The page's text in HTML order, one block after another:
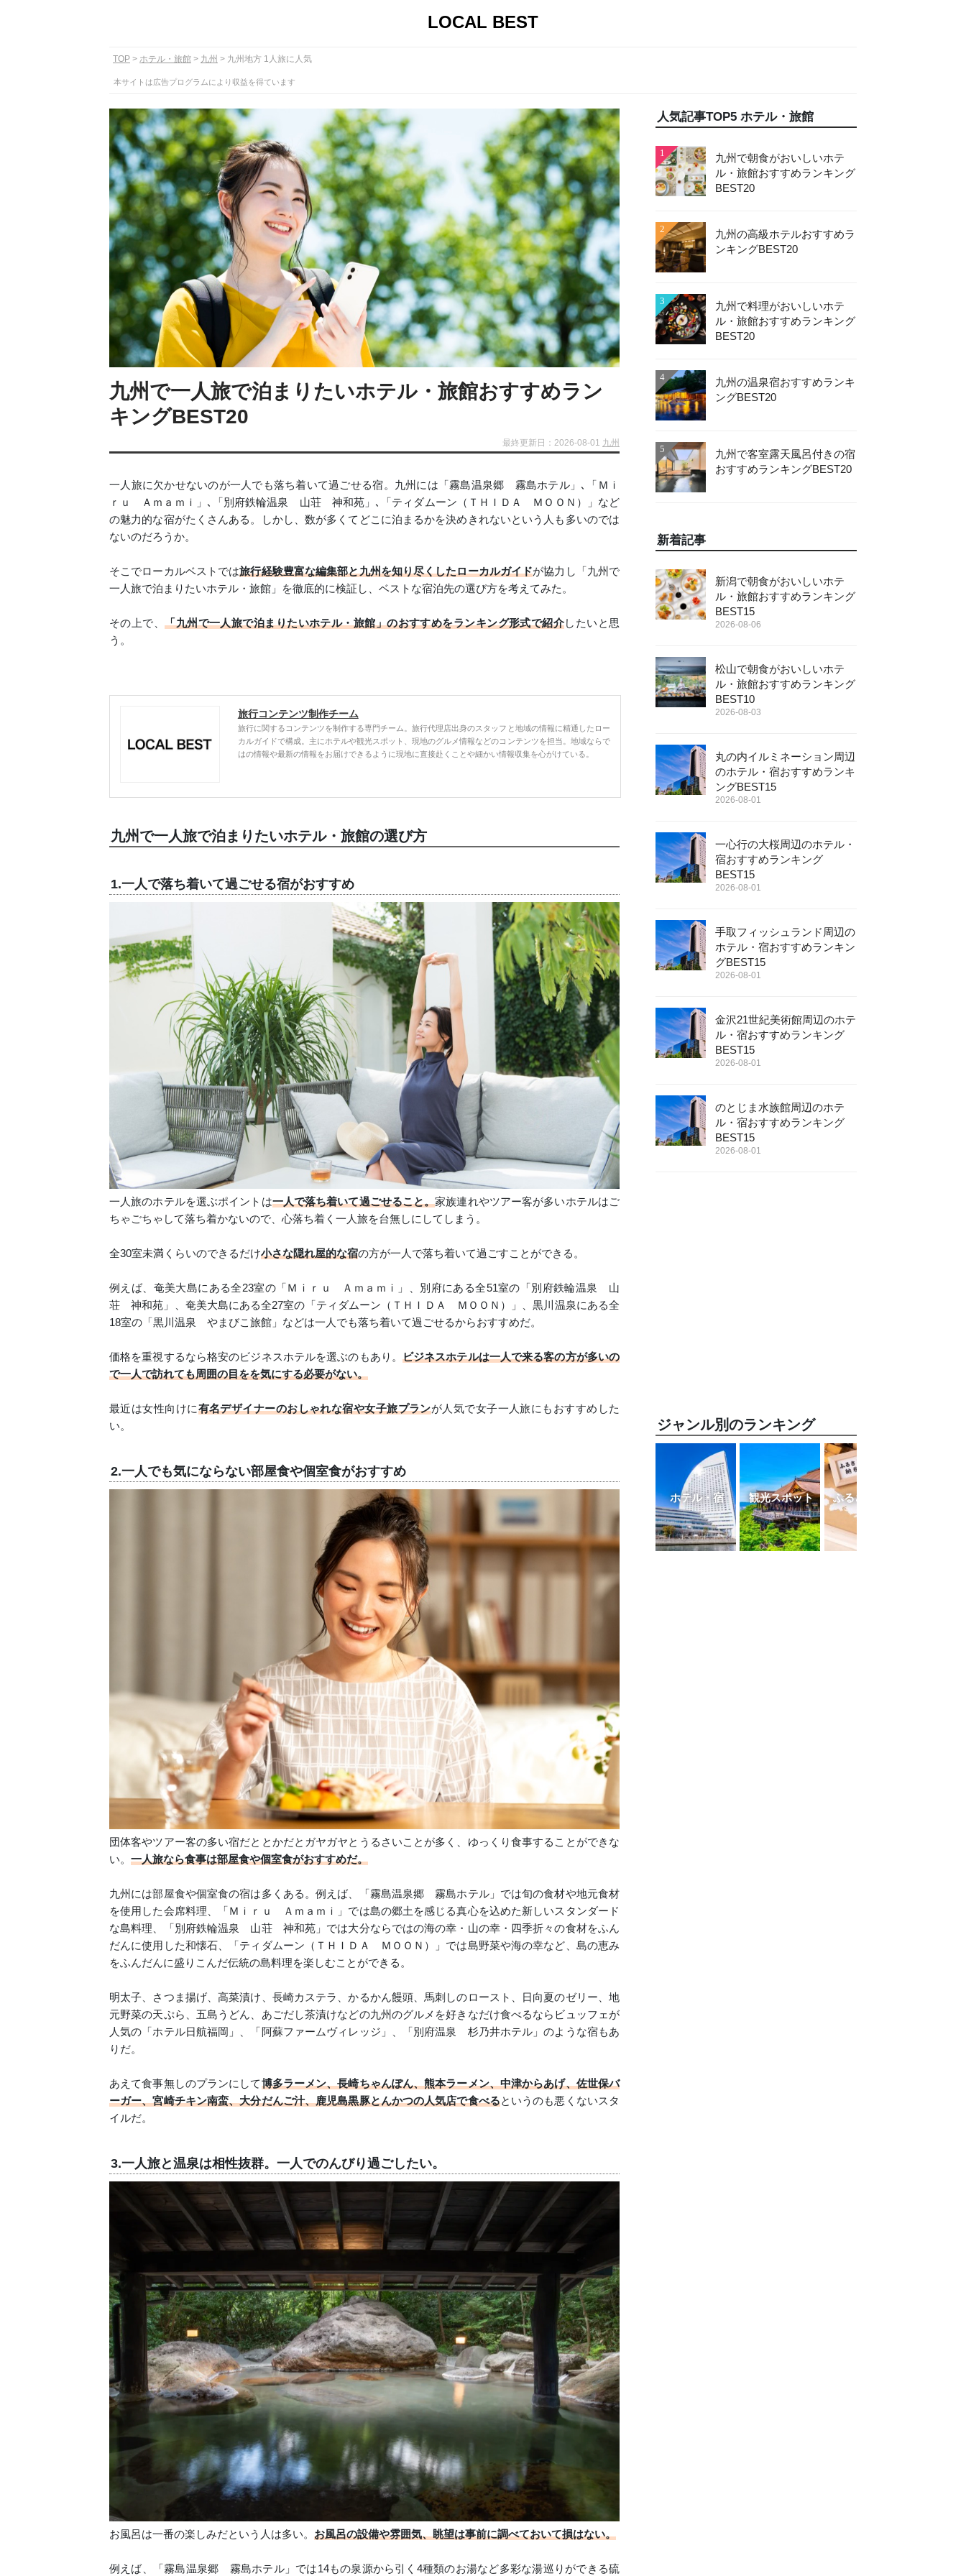
LOCAL BEST
TOP ホテル・旅館 九州 九州地方 1人旅に人気
本サイトは広告プログラムにより収益を得ています
九州で一人旅で泊まりたいホテル・旅館おすすめラン
キングBEST20
最終更新日：2026-08-01 九州
一人旅に欠かせないのが一人でも落ち着いて過ごせる宿。九州には「霧島温泉郷 霧島ホテル」､「Ｍｉ
ｒｕ Ａｍａｍｉ」､「別府鉄輪温泉 山荘 神和苑」､「ティダムーン（ＴＨＩＤＡ ＭＯＯＮ）」など
の魅力的な宿がたくさんある。しかし、数が多くてどこに泊まるかを決めきれないという人も多いのでは
ないのだろうか。
そこでローカルベストでは旅行経験豊富な編集部と九州を知り尽くしたローカルガイドが協力し「九州で
一人旅で泊まりたいホテル・旅館」を徹底的に検証し、ベストな宿泊先の選び方を考えてみた。
その上で、「九州で一人旅で泊まりたいホテル・旅館」のおすすめをランキング形式で紹介したいと思
う。
旅行コンテンツ制作チーム
旅行に関するコンテンツを制作する専門チーム。旅行代理店出身のスタッフと地域の情報に精通したロー
カルガイドで構成。主にホテルや観光スポット、現地のグルメ情報などのコンテンツを担当。地域ならで
はの情報や最新の情報をお届けできるように現地に直接赴くことや細かい情報収集を心がけている。
九州で一人旅で泊まりたいホテル・旅館の選び方
1.一人で落ち着いて過ごせる宿がおすすめ
一人旅のホテルを選ぶポイントは一人で落ち着いて過ごせること。家族連れやツアー客が多いホテルはご
ちゃごちゃして落ち着かないので、心落ち着く一人旅を台無しにしてしまう。
全30室未満くらいのできるだけ小さな隠れ屋的な宿の方が一人で落ち着いて過ごすことができる。
例えば、奄美大島にある全23室の「Ｍｉｒｕ Ａｍａｍｉ」、別府にある全51室の「別府鉄輪温泉 山
荘 神和苑」、奄美大島にある全27室の「ティダムーン（ＴＨＩＤＡ ＭＯＯＮ）」、黒川温泉にある全
18室の「黒川温泉 やまびこ旅館」などは一人でも落ち着いて過ごせるからおすすめだ。
価格を重視するなら格安のビジネスホテルを選ぶのもあり。 ビジネスホテルは一人で来る客の方が多いの
で一人で訪れても周囲の目をを気にする必要がない。
最近は女性向けに有名デザイナーのおしゃれな宿や女子旅プランが人気で女子一人旅にもおすすめした
い。
2.一人でも気にならない部屋食や個室食がおすすめ
団体客やツアー客の多い宿だととかだとガヤガヤとうるさいことが多く、ゆっくり食事することができな
い。 一人旅なら食事は部屋食や個室食がおすすめだ。
九州には部屋食や個室食の宿は多くある。例えば、「霧島温泉郷 霧島ホテル」では旬の食材や地元食材
を使用した会席料理、「Ｍｉｒｕ Ａｍａｍｉ」では島の郷土を感じる真心を込めた新しいスタンダード
な島料理、「別府鉄輪温泉 山荘 神和苑」では大分ならではの海の幸・山の幸・四季折々の食材をふん
だんに使用した和懐石、「ティダムーン（ＴＨＩＤＡ ＭＯＯＮ）」では島野菜や海の幸など、島の恵み
をふんだんに盛りこんだ伝統の島料理を楽しむことができる。
明太子、さつま揚げ、高菜漬け、長崎カステラ、かるかん饅頭、馬刺しのロースト、日向夏のゼリー、地
元野菜の天ぷら、五島うどん、あごだし茶漬けなどの九州のグルメを好きなだけ食べるならビュッフェが
人気の「ホテル日航福岡」、「阿蘇ファームヴィレッジ」、「別府温泉 杉乃井ホテル」のような宿もあ
りだ。
あえて食事無しのプランにして博多ラーメン、長崎ちゃんぽん、熊本ラーメン、中津からあげ、佐世保バ
ーガー、宮崎チキン南蛮、大分だんご汁、鹿児島黒豚とんかつの人気店で食べるというのも悪くないスタ
イルだ。
3.一人旅と温泉は相性抜群。一人でのんびり過ごしたい。
お風呂は一番の楽しみだという人は多い。 お風呂の設備や雰囲気、眺望は事前に調べておいて損はない。
例えば、「霧島温泉郷 霧島ホテル」では14もの泉源から引く4種類のお湯など多彩な湯巡りができる硫
人気記事TOP5 ホテル・旅館
1
九州で朝食がおいしいホテ
ル・旅館おすすめランキング
BEST20
2
九州の高級ホテルおすすめラ
ンキングBEST20
3
九州で料理がおいしいホテ
ル・旅館おすすめランキング
BEST20
4
九州の温泉宿おすすめランキ
ングBEST20
5
九州で客室露天風呂付きの宿
おすすめランキングBEST20
新着記事
新潟で朝食がおいしいホテ
ル・旅館おすすめランキング
BEST15
2026-08-06
松山で朝食がおいしいホテ
ル・旅館おすすめランキング
BEST10
2026-08-03
丸の内イルミネーション周辺
のホテル・宿おすすめランキ
ングBEST15
2026-08-01
一心行の大桜周辺のホテル・
宿おすすめランキング
BEST15
2026-08-01
手取フィッシュランド周辺の
ホテル・宿おすすめランキン
グBEST15
2026-08-01
金沢21世紀美術館周辺のホテ
ル・宿おすすめランキング
BEST15
2026-08-01
のとじま水族館周辺のホテ
ル・宿おすすめランキング
BEST15
2026-08-01
ジャンル別のランキング
ホテル・宿 観光スポット ふるさと納税